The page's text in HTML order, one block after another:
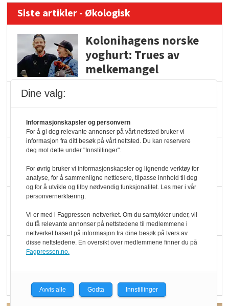
Siste artikler - Økologisk
Kolonihagens norske
yoghurt: Trues av
melkemangel
hederspris
Blir enklere å velge
økologisk i butikkhylla
Kolonihagen sliter
med å få tak i nok melk
Rapport: Økokundene
det?
Dine valg:
Informasjonskapsler og personvern
For å gi deg relevante annonser på vårt nettsted bruker vi
informasjon fra ditt besøk på vårt nettsted. Du kan reservere
deg mot dette under "Innstillinger".
For øvrig bruker vi informasjonskapsler og lignende verktøy for
analyse, for å sammenligne nettlesere, tilpasse innhold til deg
og for å utvikle og tilby nødvendig funksjonalitet. Les mer i vår
personvernerklæring.
Vi er med i Fagpressen-nettverket. Om du samtykker under, vil
du få relevante annonser på nettstedene til medlemmene i
nettverket basert på informasjon fra dine besøk på tvers av
disse nettstedene. En oversikt over medlemmene finner du på
Fagpressen.no.
Avvis alle Godta Innstillinger